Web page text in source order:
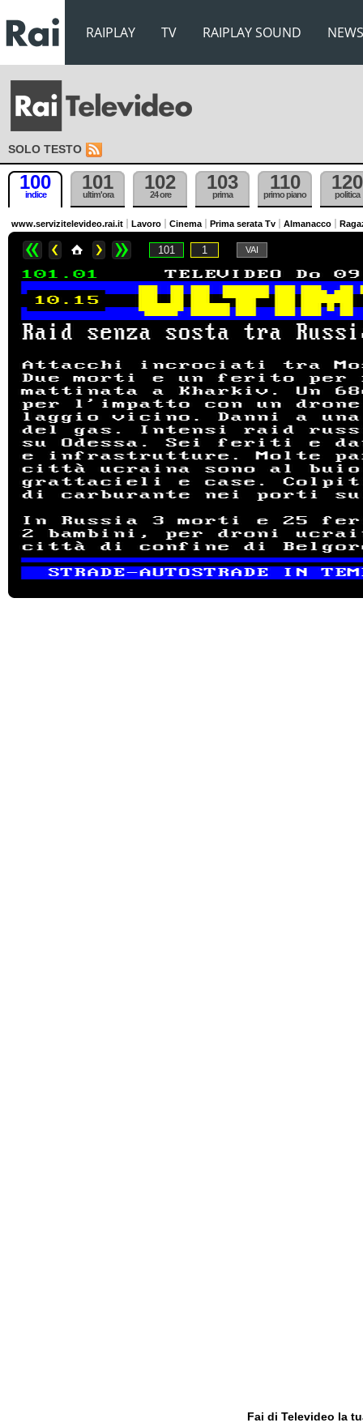
RAIPLAY TV RAIPLAY SOUND NEWS
SOLO TESTO
100
indice
101
ultim'ora
102
24 ore
103
prima
110
primo piano
120
politica
www.servizitelevideo.rai.it Lavoro Cinema Prima serata Tv Almanacco
Fai di Televideo la